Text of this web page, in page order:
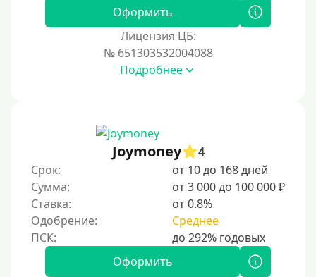
С пролонгацией (продлением)
Под высокий процент
С ежемесячным платежом
Под низкий процент
Без процентов
Первый займ без процентов
Без процентов на 30 дней
Оформить
Лицензия ЦБ:
№ 651303532004088
Подробнее
Joymoney
4
Срок:
от 10 до 168 дней
Сумма:
от 3 000 до 100 000 ₽
Ставка:
от 0.8%
Одобрение:
Среднее
Оформить